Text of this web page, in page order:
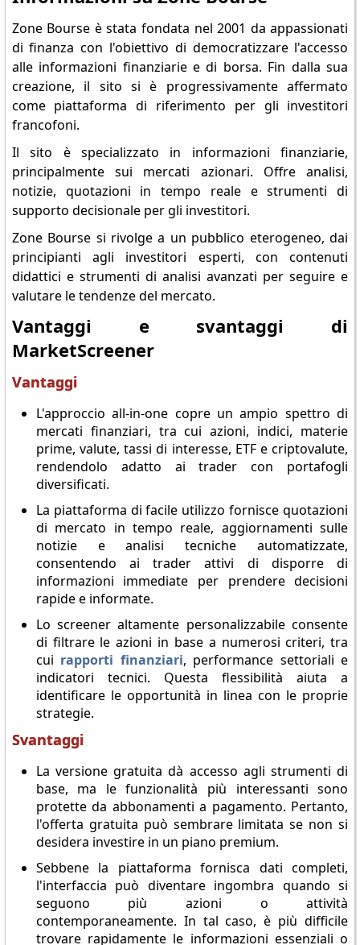
Zone Bourse è stata fondata nel 2001 da appassionati
di finanza con l'obiettivo di democratizzare l'accesso
alle informazioni finanziarie e di borsa. Fin dalla sua
creazione, il sito si è progressivamente affermato
come piattaforma di riferimento per gli investitori
francofoni.
Il sito è specializzato in informazioni finanziarie,
principalmente sui mercati azionari. Offre analisi,
notizie, quotazioni in tempo reale e strumenti di
supporto decisionale per gli investitori.
Zone Bourse si rivolge a un pubblico eterogeneo, dai
principianti agli investitori esperti, con contenuti
didattici e strumenti di analisi avanzati per seguire e
valutare le tendenze del mercato.
Vantaggi e svantaggi di
MarketScreener
Vantaggi
L'approccio all-in-one copre un ampio spettro di
mercati finanziari, tra cui azioni, indici, materie
prime, valute, tassi di interesse, ETF e criptovalute,
rendendolo adatto ai trader con portafogli
diversificati.
La piattaforma di facile utilizzo fornisce quotazioni
di mercato in tempo reale, aggiornamenti sulle
notizie e analisi tecniche automatizzate,
consentendo ai trader attivi di disporre di
informazioni immediate per prendere decisioni
rapide e informate.
Lo screener altamente personalizzabile consente
di filtrare le azioni in base a numerosi criteri, tra
cui rapporti finanziari, performance settoriali e
indicatori tecnici. Questa flessibilità aiuta a
identificare le opportunità in linea con le proprie
strategie.
Svantaggi
La versione gratuita dà accesso agli strumenti di
base, ma le funzionalità più interessanti sono
protette da abbonamenti a pagamento. Pertanto,
l'offerta gratuita può sembrare limitata se non si
desidera investire in un piano premium.
Sebbene la piattaforma fornisca dati completi,
l'interfaccia può diventare ingombra quando si
seguono più azioni o attività
contemporaneamente. In tal caso, è più difficile
trovare rapidamente le informazioni essenziali o